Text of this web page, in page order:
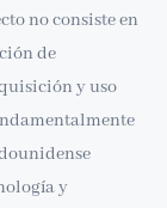
no consiste en
de
y uso
y